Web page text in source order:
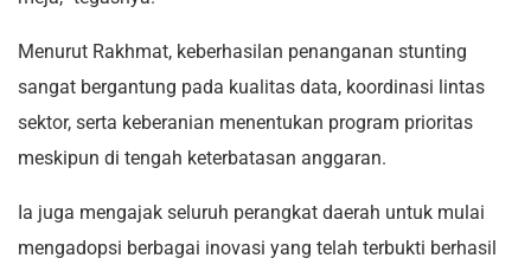
Menurut Rakhmat, keberhasilan penanganan stunting
sangat bergantung pada kualitas data, koordinasi lintas
sektor, serta keberanian menentukan program prioritas
meskipun di tengah keterbatasan anggaran.
Ia juga mengajak seluruh perangkat daerah untuk mulai
mengadopsi berbagai inovasi yang telah terbukti berhasil